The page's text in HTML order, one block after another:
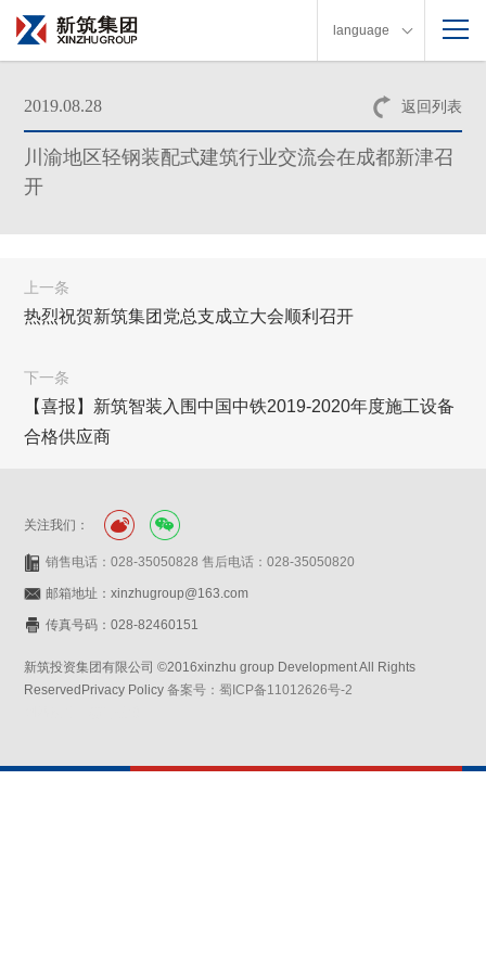
language
返回列表
2019.08.28
川渝地区轻钢装配式建筑行业交流会在成都新津召
开
上一条
热烈祝贺新筑集团党总支成立大会顺利召开
下一条
【喜报】新筑智装入围中国中铁2019-2020年度施工设备
合格供应商
关注我们：
销售电话：028-35050828 售后电话：028-35050820
邮箱地址：xinzhugroup@163.com
传真号码：028-82460151
新筑投资集团有限公司 ©2016xinzhu group Development All Rights
ReservedPrivacy Policy备案号：蜀ICP备11012626号-2